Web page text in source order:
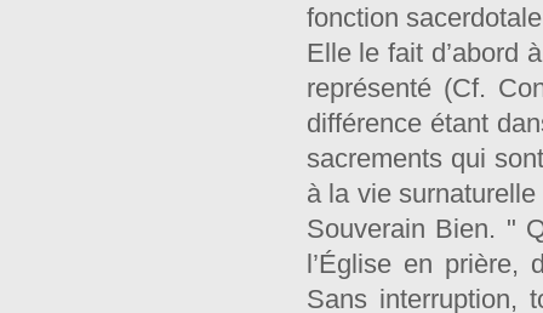
fonction
Elle le fait d’abord
représenté (Cf.
différence étant
sacrements qui
à la vie
Souverain Bien. "
l’Église en prière,
Sans interruption,